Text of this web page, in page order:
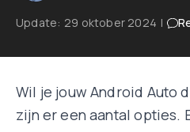
Update: 29 oktober 2024 |
Wil je jouw Android Auto
zijn er een aantal opties.